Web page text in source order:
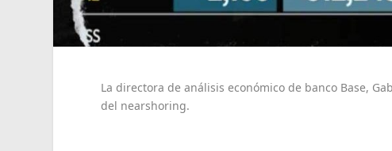
La directora de análisis económico de banco Base,
del nearshoring.